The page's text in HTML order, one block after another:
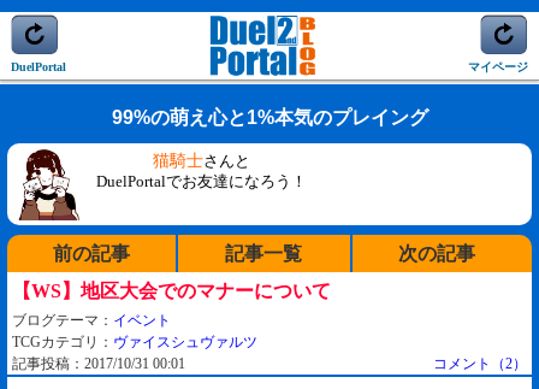
DuelPortal マイページ
99%の萌え心と1%本気のプレイング
猫騎士さんと
DuelPortalでお友達になろう！
前の記事 記事一覧
次の記事
【WS】地区大会でのマナーについて
ブログテーマ： イベント
TCGカテゴリ： ヴァイスシュヴァルツ
記事投稿：2017/10/31 00:01
コメント（2）